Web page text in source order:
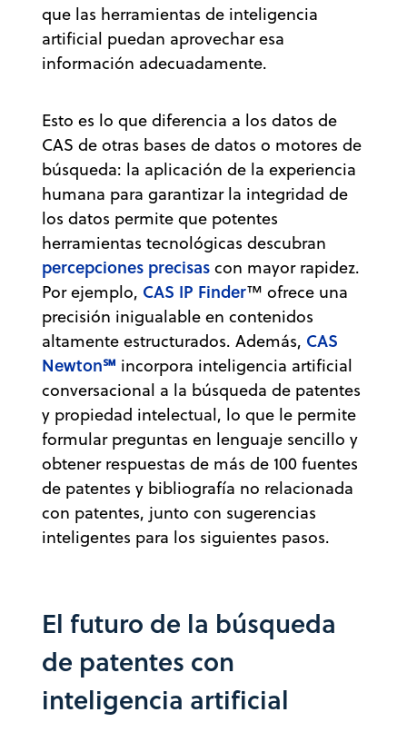
que las herramientas de inteligencia
artificial puedan aprovechar esa
información adecuadamente.
Esto es lo que diferencia a los datos de
CAS de otras bases de datos o motores de
búsqueda: la aplicación de la experiencia
humana para garantizar la integridad de
los datos permite que potentes
herramientas tecnológicas descubran
percepciones precisas con mayor rapidez.
Por ejemplo, CAS IP Finder™ ofrece una
precisión inigualable en contenidos
altamente estructurados. Además, CAS
Newton℠ incorpora inteligencia artificial
conversacional a la búsqueda de patentes
y propiedad intelectual, lo que le permite
formular preguntas en lenguaje sencillo y
obtener respuestas de más de 100 fuentes
de patentes y bibliografía no relacionada
con patentes, junto con sugerencias
inteligentes para los siguientes pasos.
El futuro de la búsqueda
de patentes con
inteligencia artificial